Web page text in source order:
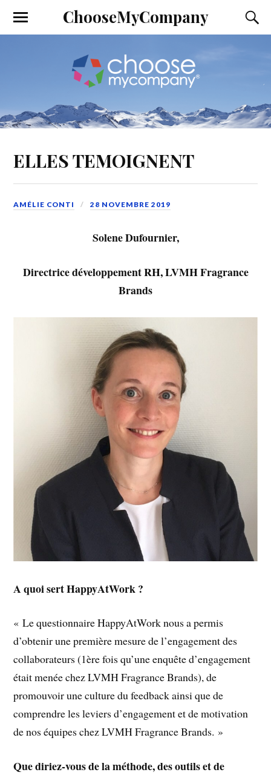
ChooseMyCompany
ELLES TEMOIGNENT
AMÉLIE CONTI 28 NOVEMBRE 2019
Solene Dufournier,
Directrice développement RH, LVMH Fragrance
Brands
A quoi sert HappyAtWork ?
« Le questionnaire HappyAtWork nous a permis
d’obtenir une première mesure de l’engagement des
collaborateurs (1ère fois qu’une enquête d’engagement
était menée chez LVMH Fragrance Brands), de
promouvoir une culture du feedback ainsi que de
comprendre les leviers d’engagement et de motivation
de nos équipes chez LVMH Fragrance Brands. »
Que diriez-vous de la méthode, des outils et de